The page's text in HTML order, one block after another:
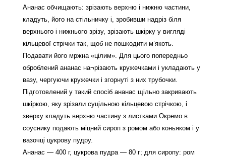
Ананас обчищають: зрізають верхню і нижню частини,
кладуть, його на стільничку і, зробивши надріз біля
верхнього і нижнього зрізу, зрізають шкірку у вигляді
кільцевої стрічки так, щоб не пошкодити м’якоть.
Подавати його мржна «цілим». Для цього попередньо
оброблений ананас на¬різають кружечками і укладають у
вазу, чергуючи кружечки і згорнуті з них трубочки.
Підготовлений у такий спосіб ананас щільно закривають
шкіркою, яку зрізали суцільною кільцевою стрічкою, і
зверху кладуть верхню частину з листками.Окремо в
соуснику подають міцний сироп з ромом або коньяком і у
вазочці цукрову пудру.
Ананас — 400 г, цукрова пудра — 80 г; для сиропу: ром